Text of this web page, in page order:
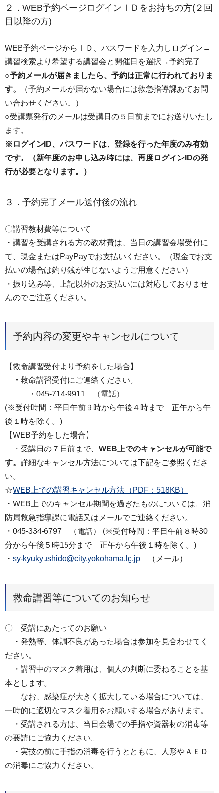
２．WEB予約ページログインＩＤをお持ちの方(２回
目以降の方)
WEB予約ページからＩＤ、パスワードを入力しログイン→
講習検索より希望する講習会と開催日を選択→予約完了
○予約メールが届きましたら、予約は正常に行われておりま
す。
（予約メールが届かない場合には救急指導課あてお問
い合わせください。）
○受講票発行のメールは受講日の５日前までにお送りいたし
ます。
※ログインID、パスワードは、登録を行った年度のみ有効
です。（新年度のお申し込み時には、再度ログインIDの発
行が必要となります。）
３．予約完了メール送付後の流れ
〇講習教材費等について
・講習を受講される方の教材費は、当日の講習会場受付に
て、現金またはPayPayでお支払いください。（現金でお支
払いの場合は釣り銭が生じないようご用意ください）
・振り込み等、上記以外のお支払いには対応しておりませ
んのでご注意ください。
予約内容の変更やキャンセルについて
【救命講習受付より予約をした場合】
・ 救命講習受付にご連絡ください。
・045-714-9911 （電話）
(※受付時間：平日午前９時から午後４時まで 正午から午
後１時を除く。)
【WEB予約をした場合】
・受講日の７日前まで、 WEB上でのキャンセルが可能で
す。 詳細なキャンセル方法については下記をご参照くださ
い。
☆WEB上での講習キャンセル方法（PDF：518KB）
・WEB上でのキャンセル期間を過ぎたものについては、消
防局救急指導課に電話又はメールでご連絡ください。
・045-334-6797 （電話） (※受付時間：平日午前８時30
分から午後５時15分まで 正午から午後１時を除く。)
・ sy-kyukyushido@city.yokohama.lg.jp （メール）
救命講習等についてのお知らせ
〇 受講にあたってのお願い
・発熱等、体調不良があった場合は参加を見合わせてく
ださい。
・講習中のマスク着用は、個人の判断に委ねることを基
本とします。
なお、感染症が大きく拡大している場合については、
一時的に適切なマスク着用をお願いする場合があります。
・受講される方は、当日会場での手指や資器材の消毒等
の要請にご協力ください。
・実技の前に手指の消毒を行うとともに、人形やＡＥＤ
の消毒にご協力ください。